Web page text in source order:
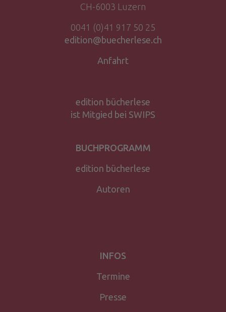
CH-6003 Luzern
0041 (0)41 917 50 25
edition@buecherlese.ch
Anfahrt
edition bücherlese
ist Mitgied bei SWIPS
BUCHPROGRAMM
edition bücherlese
Autoren
INFOS
Termine
Presse